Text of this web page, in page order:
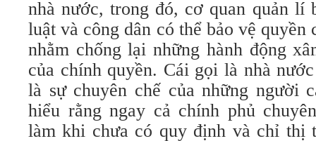
nhà nước, trong đó, cơ quan quản lí
luật và công dân có thể bảo vệ quyền
nhằm chống lại những hành động
của chính quyền. Cái gọi là nhà
là sự chuyên chế của những người
hiểu rằng ngay cả chính phủ
làm khi chưa có quy định và chỉ thị